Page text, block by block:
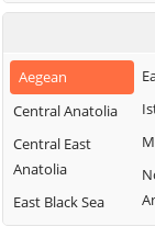
Aegean
Central Anatolia
Central East
Anatolia
East Black Sea